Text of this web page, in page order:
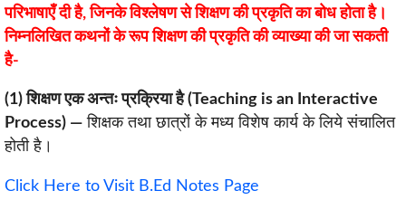
परिभाषाएँ दी है, जिनके विश्लेषण से शिक्षण की प्रकृति का बोध होता है।
निम्नलिखित कथनों के रूप शिक्षण की प्रकृति की व्याख्या की जा सकती
है-
(1) शिक्षण एक अन्तः प्रक्रिया है (Teaching is an Interactive
Process) — शिक्षक तथा छात्रों के मध्य विशेष कार्य के लिये संचालित
होती है।
Click Here to Visit B.Ed Notes Page